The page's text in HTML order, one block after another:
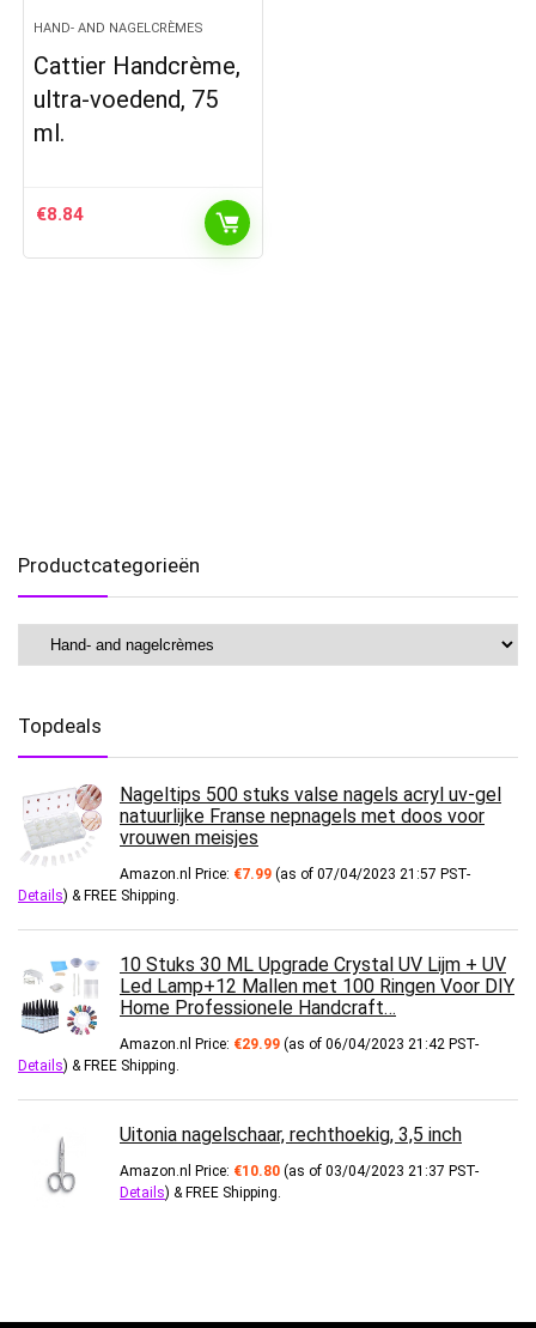
HAND- AND NAGELCRÈMES
Cattier Handcrème,
ultra-voedend, 75
ml.
€8.84
Productcategorieën
Topdeals
Nageltips 500 stuks valse nagels acryl uv-gel
natuurlijke Franse nepnagels met doos voor
vrouwen meisjes
Amazon.nl Price: €7.99 (as of 07/04/2023 21:57 PST-
Details) & FREE Shipping.
10 Stuks 30 ML Upgrade Crystal UV Lijm + UV
Led Lamp+12 Mallen met 100 Ringen Voor DIY
Home Professionele Handcraft…
Amazon.nl Price: €29.99 (as of 06/04/2023 21:42 PST-
Details) & FREE Shipping.
Uitonia nagelschaar, rechthoekig, 3,5 inch
Amazon.nl Price: €10.80 (as of 03/04/2023 21:37 PST-
Details) & FREE Shipping.